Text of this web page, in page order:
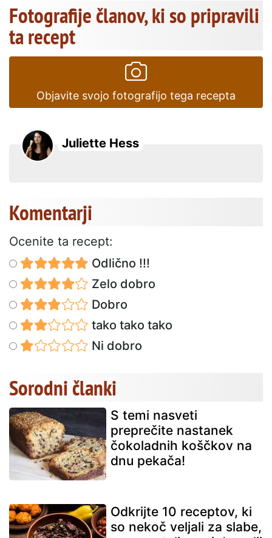
Fotografije članov, ki so pripravili
ta recept
Objavite svojo fotografijo tega recepta
Juliette Hess
Komentarji
Ocenite ta recept:
Odlično !!!
Zelo dobro
Dobro
tako tako tako
Ni dobro
Sorodni članki
S temi nasveti
preprečite nastanek
čokoladnih koščkov na
dnu pekača!
Odkrijte 10 receptov, ki
so nekoč veljali za slabe,